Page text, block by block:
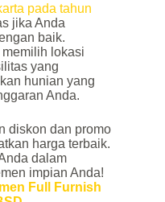
pada tahun
jika Anda
baik.
lokasi
yang
hunian yang
Anda.
diskon dan promo
harga terbaik.
dalam
impian Anda!
Full Furnish